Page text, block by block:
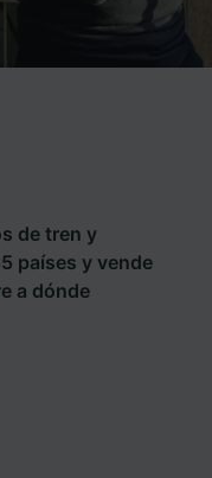
de tren y
países y vende
a dónde